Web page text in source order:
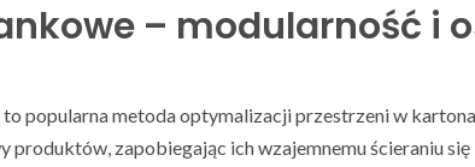
– modularność i
popularna metoda optymalizacji przestrzeni w
produktów, zapobiegając ich wzajemnemu ścieraniu